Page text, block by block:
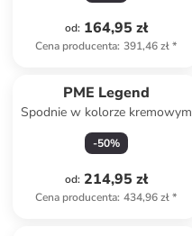
od: 164,95 zł
Cena producenta: 391,46 zł*
PME Legend
Spodnie w kolorze kremowym
-50%
od: 214,95 zł
Cena producenta: 434,96 zł*